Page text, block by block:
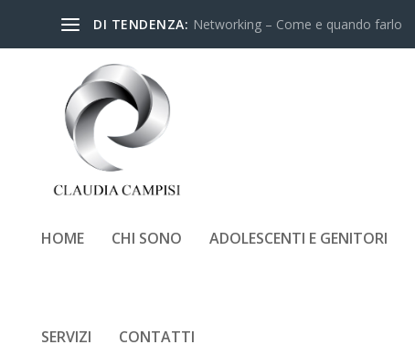
DI TENDENZA: Networking – Come e quando farlo
HOME CHI SONO ADOLESCENTI E GENITORI
SERVIZI CONTATTI